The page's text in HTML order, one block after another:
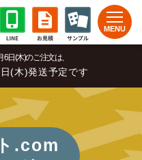
6日(木)のご注文は、
(木)発送予定です
.com